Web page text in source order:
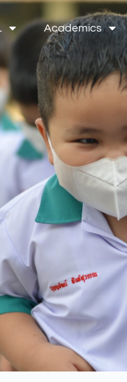
Academics